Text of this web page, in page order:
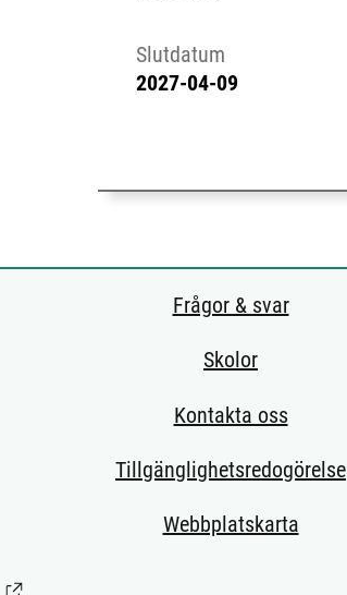
Slutdatum
2027-04-09
Frågor & svar
Skolor
Kontakta oss
Tillgänglighetsredogörelse
Webbplatskarta
(Länk till extern sida.)